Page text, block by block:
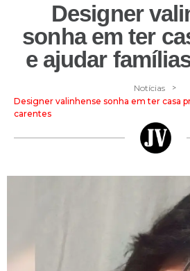
Designer
sonha em ter
e ajudar
Notícias >
Designer valinhense sonha em ter casa
carentes